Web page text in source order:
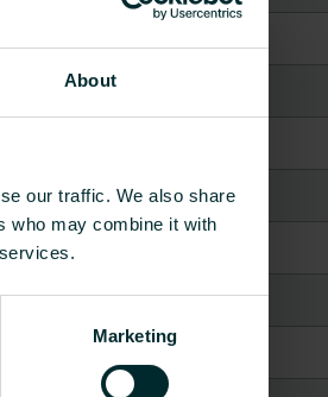
About
our traffic. We also share
who may combine it with
Marketing